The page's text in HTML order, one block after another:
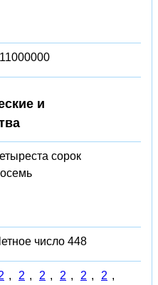
и
сорок
число 448
, 2 , 2 , 2 , 2 , 2 ,